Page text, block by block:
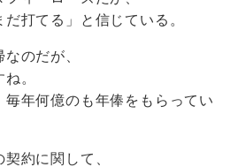
打てる」と信じている。
のだが、
。
年何億のも年俸をもらってい
約に関して、